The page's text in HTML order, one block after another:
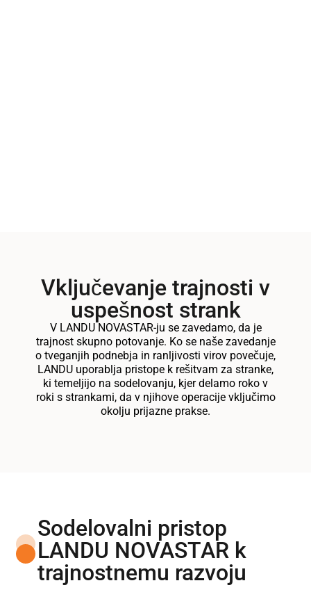
Vključevanje trajnosti v
uspešnost strank
V LANDU NOVASTAR-ju se zavedamo, da je
trajnost skupno potovanje. Ko se naše zavedanje
o tveganjih podnebja in ranljivosti virov povečuje,
LANDU uporablja pristope k rešitvam za stranke,
ki temeljijo na sodelovanju, kjer delamo roko v
roki s strankami, da v njihove operacije vključimo
okolju prijazne prakse.
Sodelovalni pristop
LANDU NOVASTAR k
trajnostnemu razvoju